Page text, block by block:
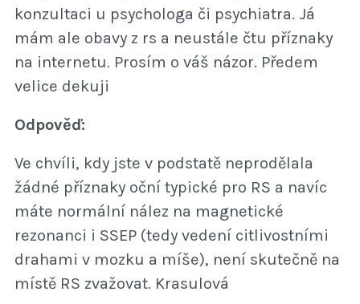
konzultaci u psychologa či psychiatra. Já
mám ale obavy z rs a neustále čtu příznaky
na internetu. Prosím o váš názor. Předem
velice dekuji
Odpověď:
Ve chvíli, kdy jste v podstatě neprodělala
žádné příznaky oční typické pro RS a navíc
máte normální nález na magnetické
rezonanci i SSEP (tedy vedení citlivostními
drahami v mozku a míše), není skutečně na
místě RS zvažovat. Krasulová